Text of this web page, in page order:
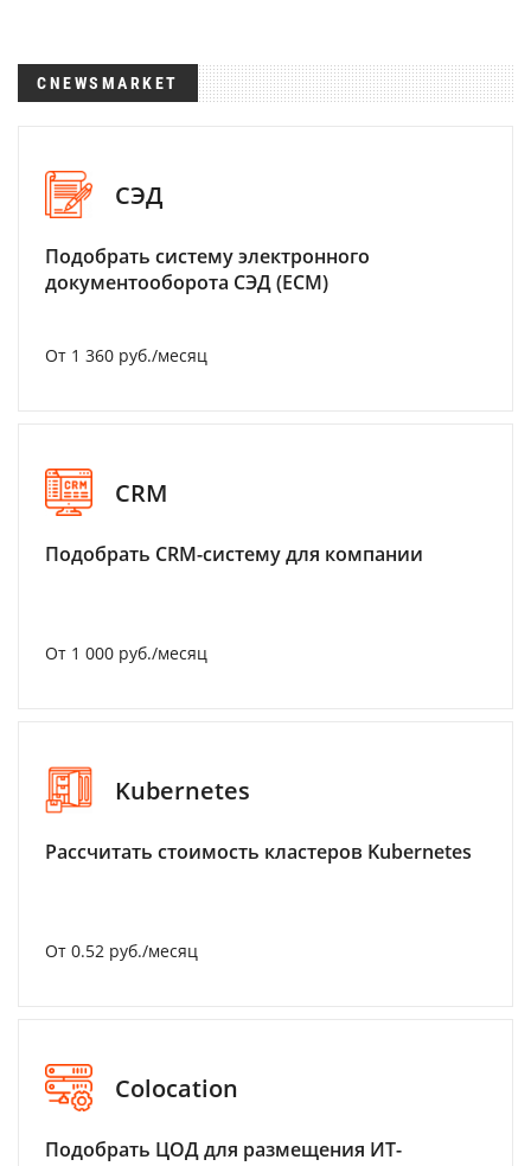
CNEWSMARKET
СЭД
Подобрать систему электронного
документооборота СЭД (ECM)
От 1 360 руб./месяц
CRM
Подобрать CRM-систему для компании
От 1 000 руб./месяц
Kubernetes
Рассчитать стоимость кластеров Kubernetes
От 0.52 руб./месяц
Colocation
Подобрать ЦОД для размещения ИТ-